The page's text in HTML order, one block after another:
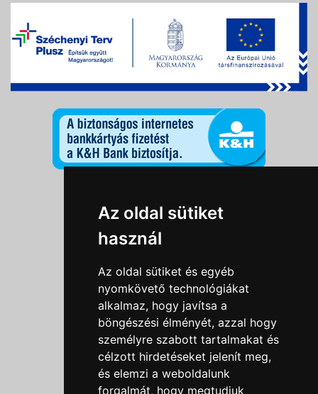
Az oldal sütiket
használ
Az oldal sütiket és egyéb
nyomkövető technológiákat
alkalmaz, hogy javítsa a
böngészési élményét, azzal hogy
személyre szabott tartalmakat és
célzott hirdetéseket jelenít meg,
és elemzi a weboldalunk
forgalmát, hogy megtudjuk
Információk
Általános szerződési feltételek
Impresszum
Nyereményjáték szabály
Outlet nap nyereményjáték szabályzat
Süti beállítások
Menü
Ajánlatkérés